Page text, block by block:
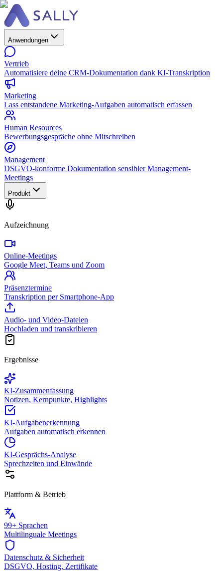
Anwendungen
Vertrieb
Automatisiere deine CRM-Dokumentation dank KI-Transkription
Marketing
Lass entstandene Marketing-Aufgaben automatisch erfassen
Human Resources
Bewerbungsgespräche ohne Mitschreiben
Management
DSGVO-konforme Dokumentation sensibler Management-
Meetings
Produkt
Aufzeichnung
Online-Meetings
Google Meet, Teams und Zoom
Präsenztermine
Transkription per Smartphone-App
Audio- und Video-Dateien
Hochladen und transkribieren
Ergebnisse
KI-Zusammenfassung
Notizen, Kernpunkte, Highlights
KI-Aufgabenerkennung
Aufgaben automatisch erkennen
KI-Gesprächs-Analyse
Sprechzeiten und Einwände
Plattform & Betrieb
99+ Sprachen
Multilinguale Meetings
Datenschutz & Sicherheit
DSGVO, Hosting, Zertifikate